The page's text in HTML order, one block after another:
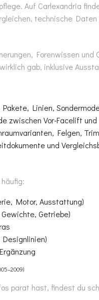
Auf Carlexandria
technische
Forenwissen
gab, inklusive
Linien,
zwischen Vor-Facelift
Felgen,
und
Motor, Ausstattung)
Getriebe)
parat hast, findest du